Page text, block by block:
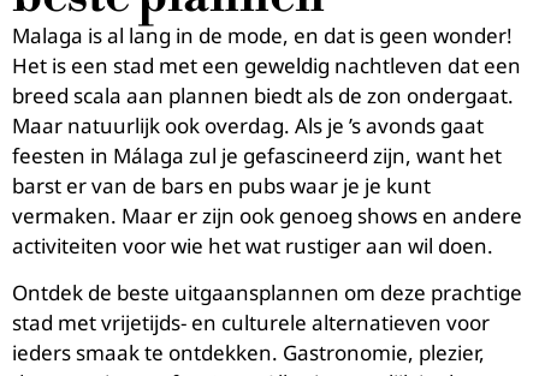
Malaga is al lang in de mode, en dat is geen wonder!
Het is een stad met een geweldig nachtleven dat een
breed scala aan plannen biedt als de zon ondergaat.
Maar natuurlijk ook overdag. Als je ’s avonds gaat
feesten in Málaga zul je gefascineerd zijn, want het
barst er van de bars en pubs waar je je kunt
vermaken. Maar er zijn ook genoeg shows en andere
activiteiten voor wie het wat rustiger aan wil doen.
Ontdek de beste uitgaansplannen om deze prachtige
stad met vrijetijds- en culturele alternatieven voor
ieders smaak te ontdekken. Gastronomie, plezier,